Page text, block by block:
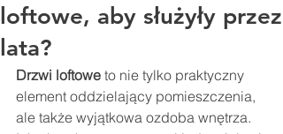
loftowe, aby służyły przez
lata?
Drzwi loftowe to nie tylko praktyczny
element oddzielający pomieszczenia,
ale także wyjątkowa ozdoba wnętrza.